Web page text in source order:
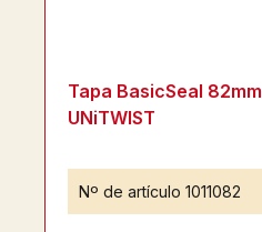
Tapa BasicSeal
UNiTWIST
Nº de artículo 1011082